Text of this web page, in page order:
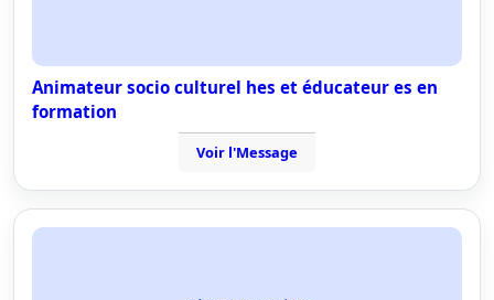
Animateur socio culturel hes et éducateur es en
formation
Voir l'Message